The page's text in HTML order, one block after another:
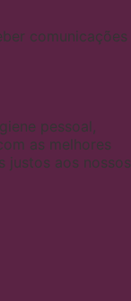
comunicações
pessoal,
as melhores
justos aos nossos